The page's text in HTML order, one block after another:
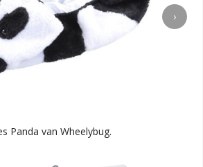
›
Panda van Wheelybug.